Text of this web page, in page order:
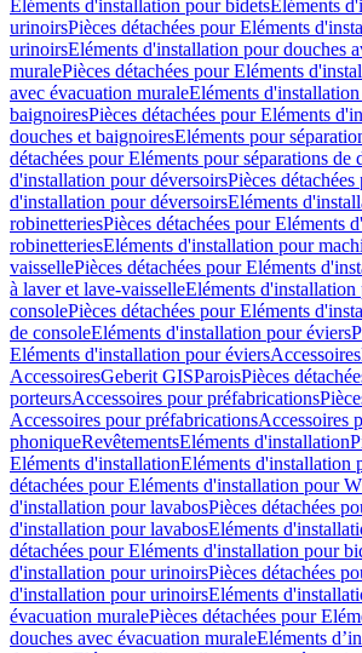
Eléments d'installation pour bidetsEléments
urinoirsPièces détachées pour Eléments
urinoirsEléments d'installation pour douches
muralePièces détachées pour Eléments
avec évacuation muraleEléments
baignoiresPièces détachées pour Eléments
douches et baignoiresEléments pour
détachées pour Eléments pour séparations de
d'installation pour déversoirsPièces
d'installation pour déversoirsEléments
robinetteriesPièces détachées pour Eléments
robinetteriesEléments d'installation pour
vaissellePièces détachées pour Eléments
à laver et lave-vaisselleEléments d'installation
consolePièces détachées pour Eléments
de consoleEléments d'installation pour éviers
Eléments d'installation pour éviersAccessoires
AccessoiresGeberit GISParoisPièces
porteursAccessoires pour préfabrications
Accessoires pour préfabricationsAccessoires
phoniqueRevêtementsEléments d'installation
Eléments d'installationEléments d'installation
détachées pour Eléments d'installation pour
d'installation pour lavabosPièces détachées
d'installation pour lavabosEléments
détachées pour Eléments d'installation pour
d'installation pour urinoirsPièces détachées
d'installation pour urinoirsEléments
évacuation muralePièces détachées pour
douches avec évacuation muraleEléments